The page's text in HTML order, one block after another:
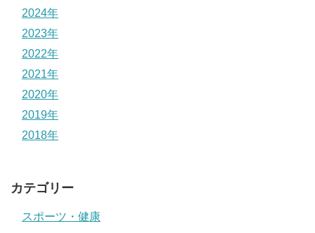
2024年
2023年
2022年
2021年
2020年
2019年
2018年
カテゴリー
スポーツ・健康